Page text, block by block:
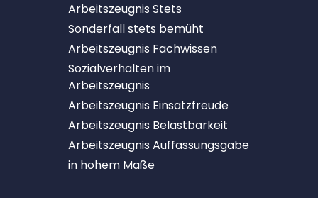
Arbeitszeugnis Stets
Sonderfall stets bemüht
Arbeitszeugnis Fachwissen
Sozialverhalten im
Arbeitszeugnis
Arbeitszeugnis Einsatzfreude
Arbeitszeugnis Belastbarkeit
Arbeitszeugnis Auffassungsgabe
in hohem Maße